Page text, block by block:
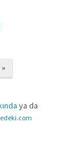
»
ya da